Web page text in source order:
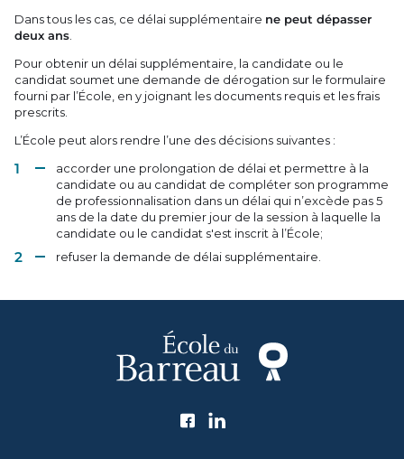
Dans tous les cas, ce délai supplémentaire ne peut dépasser
deux ans.
Pour obtenir un délai supplémentaire, la candidate ou le
candidat soumet une demande de dérogation sur le formulaire
fourni par l’École, en y joignant les documents requis et les frais
prescrits.
L’École peut alors rendre l’une des décisions suivantes :
accorder une prolongation de délai et permettre à la
candidate ou au candidat de compléter son programme
de professionnalisation dans un délai qui n’excède pas 5
ans de la date du premier jour de la session à laquelle la
candidate ou le candidat s'est inscrit à l’École;
refuser la demande de délai supplémentaire.
Suivez l'École du Barreau